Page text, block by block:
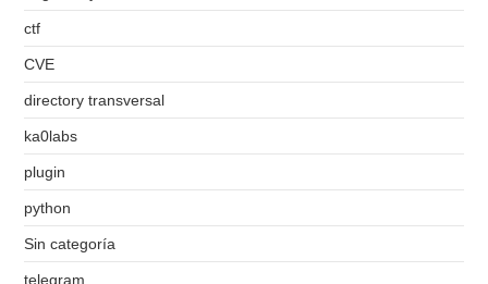
ctf
CVE
directory transversal
ka0labs
plugin
python
Sin categoría
telegram